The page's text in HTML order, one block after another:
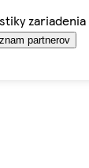
partnerov